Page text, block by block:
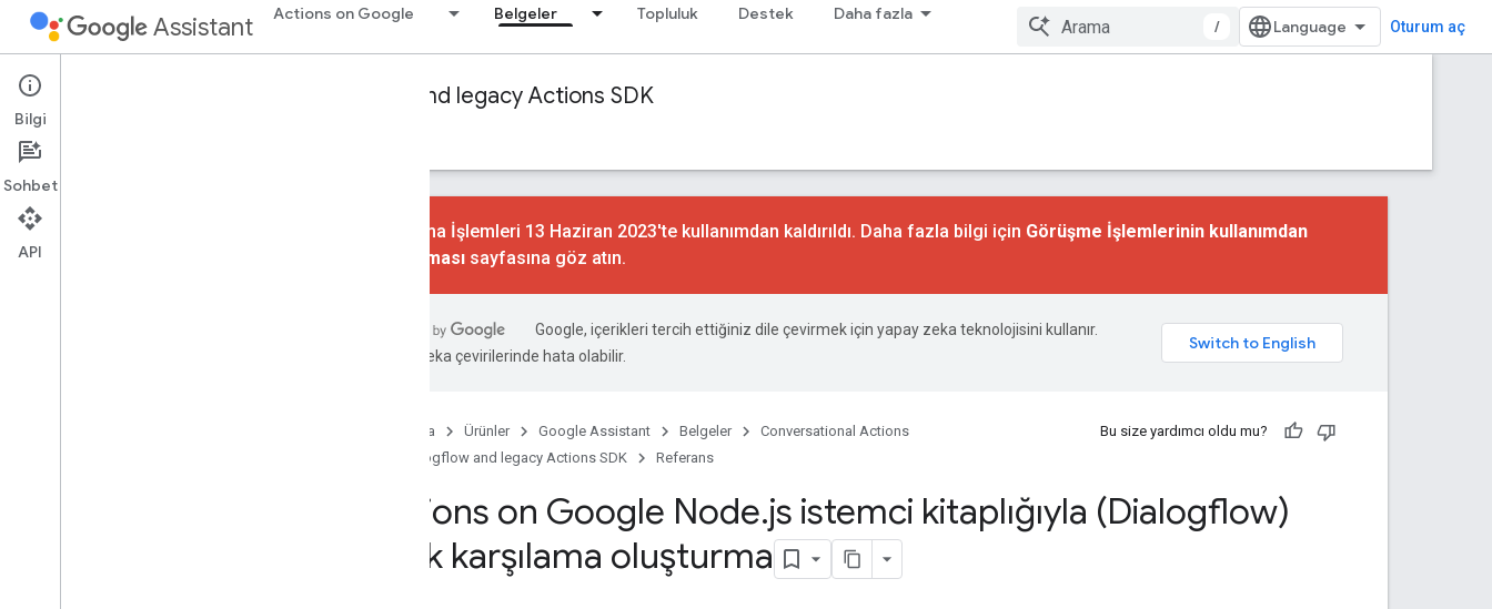
Assistant Actions on Google Belgeler Topluluk Destek Daha fazla
/ Oturum aç
Conversational Actions Dialogflow and legacy Actions SDK
Rehberler
Konuşma İşlemleri 13 Haziran 2023'te kullanımdan kaldırıldı. Daha fazla bilgi için Görüşme İşlemlerinin kullanımdan
kaldırılması sayfasına göz atın.
Google, içerikleri tercih ettiğiniz dile çevirmek için yapay zeka teknolojisini kullanır.
Yapay zeka çevirilerinde hata olabilir.
Ana Sayfa Ürünler Google Assistant Belgeler
Conversational Actions
Dialogflow and legacy Actions SDK
Referans
Bu size yardımcı oldu mu?
Actions on Google Node.js istemci kitaplığıyla (Dialogflow)
istek karşılama oluşturma
Bilgi
Sohbet
API